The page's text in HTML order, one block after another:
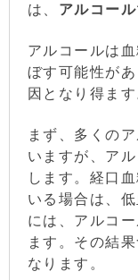
は、 アルコール
アルコールは
ぼす可能性が
因となり得ます
まず、多くの
いますが、ア
します。経口
いる場合は、
には、アルコ
ます。その結
なります。